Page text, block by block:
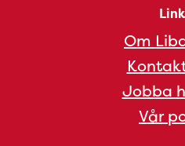
Om
Jobba
Vår